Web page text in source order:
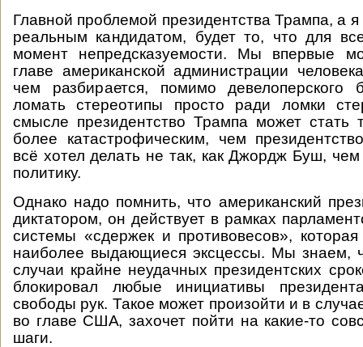
Главной проблемой президентства Трампа, а
реальным кандидатом, будет то, что для
момент непредсказуемости. Мы впервые
главе американской администрации
чем разбирается, помимо девелоперского
ломать стереотипы просто ради ломки
смысле президентство Трампа может стать
более катастрофическим, чем
всё хотел делать не так, как Джордж Буш,
политику.
Однако надо помнить, что американский
диктатором, он действует в рамках
системы «сдержек и противовесов», которая
наиболее выдающиеся эксцессы. Мы
случаи крайне неудачных президентских
блокировал любые инициативы
свободы рук. Такое может произойти и в
во главе США, захочет пойти на какие-то
шаги.